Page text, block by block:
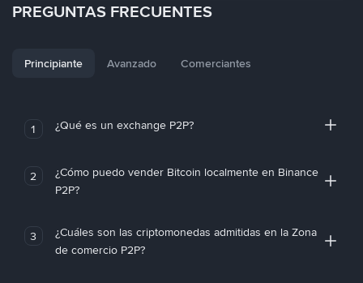
PREGUNTAS FRECUENTES
Principiante Avanzado Comerciantes
1 ¿Qué es un exchange P2P?
2
¿Cómo puedo vender Bitcoin localmente en Binance
P2P?
3
¿Cuáles son las criptomonedas admitidas en la Zona
de comercio P2P?